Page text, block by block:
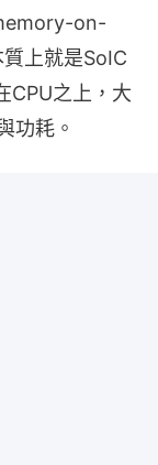
on-
上就是SoIC
CPU之上，大
功耗。